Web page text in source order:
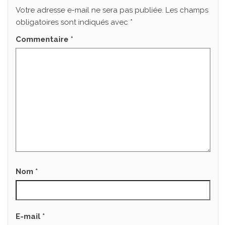
Votre adresse e-mail ne sera pas publiée. Les champs
obligatoires sont indiqués avec *
Commentaire *
Nom *
E-mail *